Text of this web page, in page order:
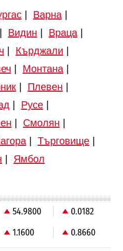
| Варна|
Видин Враца|
Кърджали
Монтана|
| Плевен
Русе|
Смолян
| Търговище|
Ямбол
54.9800
0.0182
1.1600 0.8660